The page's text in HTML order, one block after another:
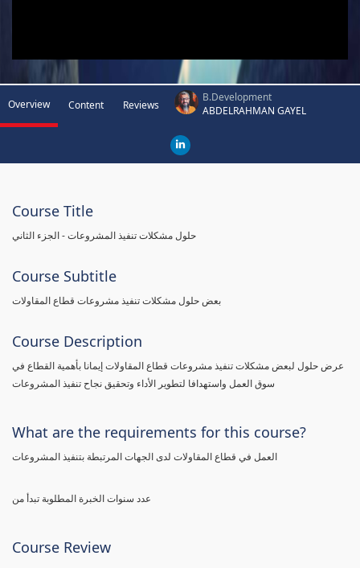
Overview Content Reviews
B.Development
ABDELRAHMAN GAYEL
Course Title
حلول مشكلات تنفيذ المشروعات - الجزء الثاني
Course Subtitle
بعض حلول مشكلات تنفيذ مشروعات قطاع المقاولات
Course Description
عرض حلول لبعض مشكلات تنفيذ مشروعات قطاع المقاولات إيمانا بأهمية القطاع في
سوق العمل واستهدافا لتطوير الأداء وتحقيق نجاح تنفيذ المشروعات
What are the requirements for this course?
عدد سنوات الخبرة المطلوبة تبدأ من
Course Review